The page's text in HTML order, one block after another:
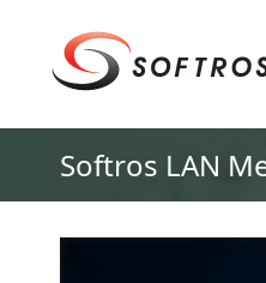
Softros LAN